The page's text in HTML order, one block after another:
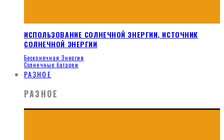
ИСПОЛЬЗОВАНИЕ СОЛНЕЧНОЙ ЭНЕРГИИ, ИСТОЧНИК
СОЛНЕЧНОЙ ЭНЕРГИИ
Бесконечная Энергия
Солнечные батареи
РАЗНОЕ
РАЗНОЕ